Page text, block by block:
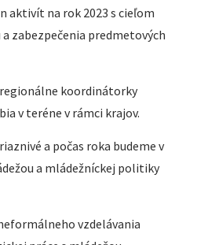
aktivít na rok 2023 s cieľom
zabezpečenia predmetových
koordinátorky
v teréne v rámci krajov.
a počas roka budeme v
a mládežníckej politiky
vzdelávania